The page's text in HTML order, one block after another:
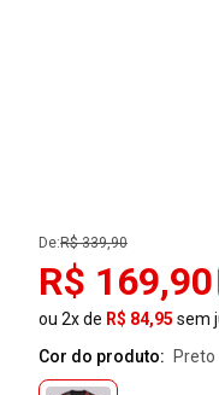
De:R$ 339,90
R$ 169,90
ou 2x de R$ 84,95 sem
Cor do produto:
preto